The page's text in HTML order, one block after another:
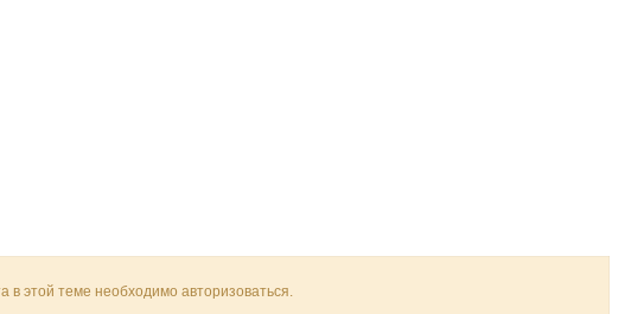
в этой теме необходимо авторизоваться.